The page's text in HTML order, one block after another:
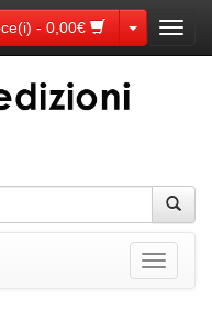
- 0,00€ Toggle
Toggle